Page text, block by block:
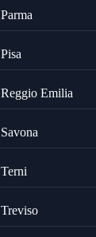
Parma
Pisa
Reggio Emilia
Savona
Terni
Treviso